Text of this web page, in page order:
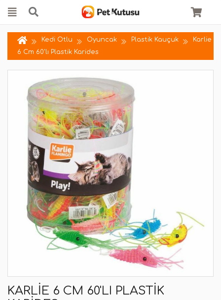
Kedi Otlu Oyuncak Plastik Kauçuk
Karlie
6 Cm 60'lı Plastik Karides
KARLIE 6 CM 60'LI PLASTIK